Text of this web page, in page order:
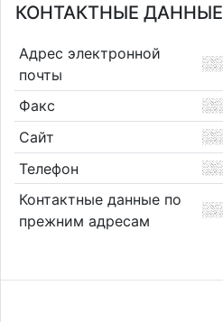
КОНТАКТНЫЕ ДАННЫЕ
Адрес электронной
почты
Факс
Сайт
Телефон
Контактные данные по
прежним адресам